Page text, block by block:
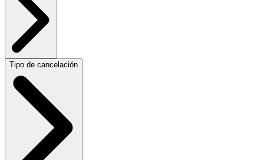
Tipo de cancelación